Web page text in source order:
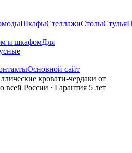
ШкафыСтеллажиСтолыСтулья
и шкафомДля
Основной сайт
кровати-чердаки от
всей России · Гарантия 5 лет